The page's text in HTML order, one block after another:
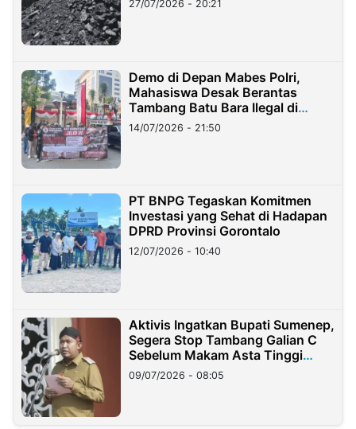
27/07/2026 - 20:21
Demo di Depan Mabes Polri,
Mahasiswa Desak Berantas
Tambang Batu Bara Ilegal di
Lampung
14/07/2026 - 21:50
PT BNPG Tegaskan Komitmen
Investasi yang Sehat di Hadapan
DPRD Provinsi Gorontalo
12/07/2026 - 10:40
Aktivis Ingatkan Bupati Sumenep,
Segera Stop Tambang Galian C
Sebelum Makam Asta Tinggi
Longsor
09/07/2026 - 08:05